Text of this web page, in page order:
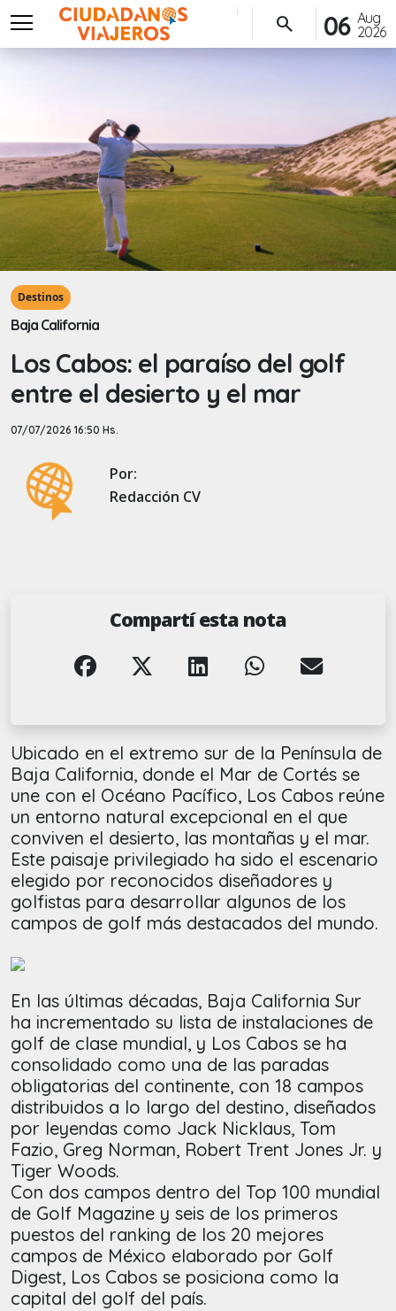
menu
Aug
2026
06
search
Destinos
Baja California
Los Cabos: el paraíso del golf
entre el desierto y el mar
07/07/2026 16:50 Hs.
Por:
Redacción CV
Compartí esta nota
Ubicado en el extremo sur de la Península de
Baja California, donde el Mar de Cortés se
une con el Océano Pacífico, Los Cabos reúne
un entorno natural excepcional en el que
conviven el desierto, las montañas y el mar.
Este paisaje privilegiado ha sido el escenario
elegido por reconocidos diseñadores y
golfistas para desarrollar algunos de los
campos de golf más destacados del mundo.
En las últimas décadas, Baja California Sur
ha incrementado su lista de instalaciones de
golf de clase mundial, y Los Cabos se ha
consolidado como una de las paradas
obligatorias del continente, con 18 campos
distribuidos a lo largo del destino, diseñados
por leyendas como Jack Nicklaus, Tom
Fazio, Greg Norman, Robert Trent Jones Jr. y
Tiger Woods.
Con dos campos dentro del Top 100 mundial
de Golf Magazine y seis de los primeros
puestos del ranking de los 20 mejores
campos de México elaborado por Golf
Digest, Los Cabos se posiciona como la
capital del golf del país.